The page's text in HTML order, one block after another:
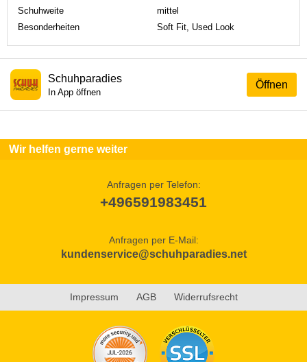
Schuhweite
mittel
Besonderheiten
Soft Fit, Used Look
Öffnen
Schuhparadies
In App öffnen
Wir helfen gerne weiter
Anfragen per Telefon:
+496591983451
Anfragen per E-Mail:
kundenservice@schuhparadies.net
Impressum AGB Widerrufsrecht